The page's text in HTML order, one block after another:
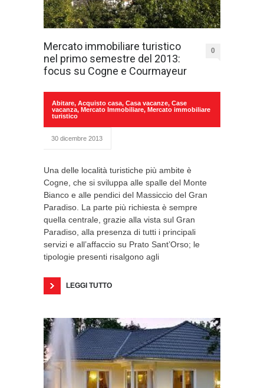
Mercato immobiliare turistico
nel primo semestre del 2013:
focus su Cogne e Courmayeur
0
Abitare, Acquisto casa, Casa vacanze, Case
vacanza, Mercato Immobiliare, Mercato immobiliare
turistico
30 dicembre 2013
Una delle località turistiche più ambite è
Cogne, che si sviluppa alle spalle del Monte
Bianco e alle pendici del Massiccio del Gran
Paradiso. La parte più richiesta è sempre
quella centrale, grazie alla vista sul Gran
Paradiso, alla presenza di tutti i principali
servizi e all’affaccio su Prato Sant’Orso; le
tipologie presenti risalgono agli
LEGGI TUTTO